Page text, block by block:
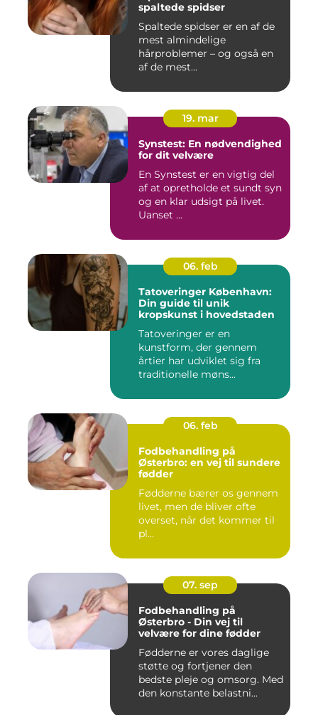
spaltede spidser
Spaltede spidser er en af de
mest almindelige
hårproblemer – og også en
af de mest...
19. mar
Synstest: En nødvendighed
for dit velvære
En Synstest er en vigtig del
af at opretholde et sundt syn
og en klar udsigt på livet.
Uanset ...
06. feb
Tatoveringer København:
Din guide til unik
kropskunst i hovedstaden
Tatoveringer er en
kunstform, der gennem
årtier har udviklet sig fra
traditionelle møns...
06. feb
Fodbehandling på
Østerbro: en vej til sundere
fødder
Fødderne bærer os gennem
livet, men de bliver ofte
overset, når det kommer til
pl...
07. sep
Fodbehandling på
Østerbro - Din vej til
velvære for dine fødder
Fødderne er vores daglige
støtte og fortjener den
bedste pleje og omsorg. Med
den konstante belastni...